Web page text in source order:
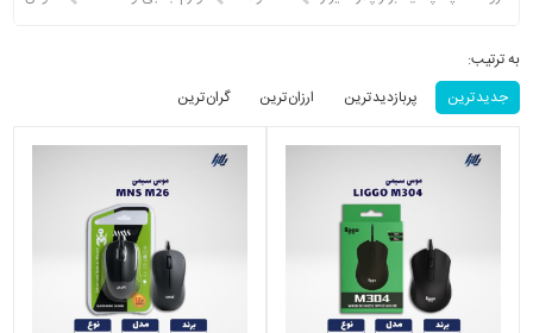
به ترتیب:
جدید ترین
پربازدید ترین ارزان ترین گران ترین